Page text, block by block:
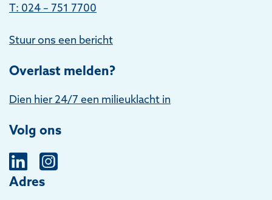
T: 024 – 751 7700
Stuur ons een bericht
Overlast melden?
Dien hier 24/7 een milieuklacht in
Volg ons
Adres